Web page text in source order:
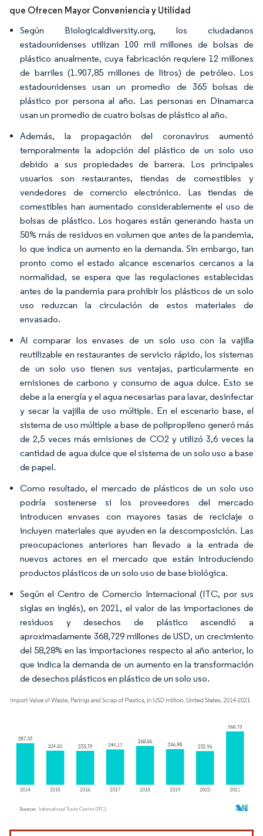
que Ofrecen Mayor Conveniencia y Utilidad
Según Biologicaldiversity.org, los ciudadanos
estadounidenses utilizan 100 mil millones de bolsas de
plástico anualmente, cuya fabricación requiere 12 millones
de barriles (1.907,85 millones de litros) de petróleo. Los
estadounidenses usan un promedio de 365 bolsas de
plástico por persona al año. Las personas en Dinamarca
usan un promedio de cuatro bolsas de plástico al año.
Además, la propagación del coronavirus aumentó
temporalmente la adopción del plástico de un solo uso
debido a sus propiedades de barrera. Los principales
usuarios son restaurantes, tiendas de comestibles y
vendedores de comercio electrónico. Las tiendas de
comestibles han aumentado considerablemente el uso de
bolsas de plástico. Los hogares están generando hasta un
50% más de residuos en volumen que antes de la pandemia,
lo que indica un aumento en la demanda. Sin embargo, tan
pronto como el estado alcance escenarios cercanos a la
normalidad, se espera que las regulaciones establecidas
antes de la pandemia para prohibir los plásticos de un solo
uso reduzcan la circulación de estos materiales de
envasado.
Al comparar los envases de un solo uso con la vajilla
reutilizable en restaurantes de servicio rápido, los sistemas
de un solo uso tienen sus ventajas, particularmente en
emisiones de carbono y consumo de agua dulce. Esto se
debe a la energía y el agua necesarias para lavar, desinfectar
y secar la vajilla de uso múltiple. En el escenario base, el
sistema de uso múltiple a base de polipropileno generó más
de 2,5 veces más emisiones de CO2 y utilizó 3,6 veces la
cantidad de agua dulce que el sistema de un solo uso a base
de papel.
Como resultado, el mercado de plásticos de un solo uso
podría sostenerse si los proveedores del mercado
introducen envases con mayores tasas de reciclaje o
incluyen materiales que ayuden en la descomposición. Las
preocupaciones anteriores han llevado a la entrada de
nuevos actores en el mercado que están introduciendo
productos plásticos de un solo uso de base biológica.
Según el Centro de Comercio Internacional (ITC, por sus
siglas en inglés), en 2021, el valor de las importaciones de
residuos y desechos de plástico ascendió a
aproximadamente 368,729 millones de USD, un crecimiento
del 58,28% en las importaciones respecto al año anterior, lo
que indica la demanda de un aumento en la transformación
de desechos plásticos en plástico de un solo uso.
Imagen © Mordor Intelligence. El uso requiere atribución según CC BY 4.0.